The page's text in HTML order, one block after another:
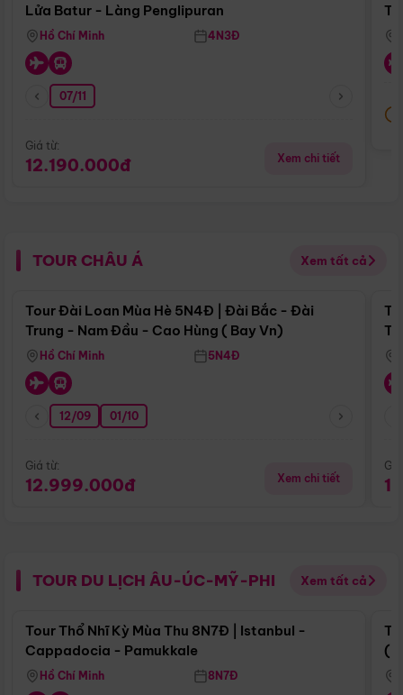
Lửa Batur - Làng Penglipuran
Hồ Chí Minh 4N3Đ
07/11
Giá từ:
12.190.000đ Xem chi tiết
TOUR CHÂU Á Xem tất cả
Điểm nổi bật
Tour Đài Loan Mùa Hè 5N4Đ | Đài Bắc - Đài
Trung - Nam Đầu - Cao Hùng ( Bay Vn)
Hồ Chí Minh 5N4Đ
12/09 01/10
Giá từ:
12.999.000đ Xem chi tiết
TOUR DU LỊCH ÂU-ÚC-MỸ-PHI Xem tất cả
Điểm nổi bật
Tour Thổ Nhĩ Kỳ Mùa Thu 8N7Đ | Istanbul -
Cappadocia - Pamukkale
Hồ Chí Minh 8N7Đ